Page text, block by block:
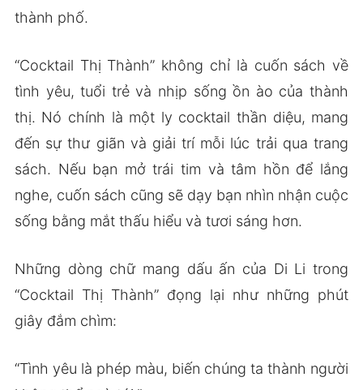
thành phố.
“Cocktail Thị Thành” không chỉ là cuốn sách về
tình yêu, tuổi trẻ và nhịp sống ồn ào của thành
thị. Nó chính là một ly cocktail thần diệu, mang
đến sự thư giãn và giải trí mỗi lúc trải qua trang
sách. Nếu bạn mở trái tim và tâm hồn để lắng
nghe, cuốn sách cũng sẽ dạy bạn nhìn nhận cuộc
sống bằng mắt thấu hiểu và tươi sáng hơn.
Những dòng chữ mang dấu ấn của Di Li trong
“Cocktail Thị Thành” đọng lại như những phút
giây đắm chìm:
“Tình yêu là phép màu, biến chúng ta thành người